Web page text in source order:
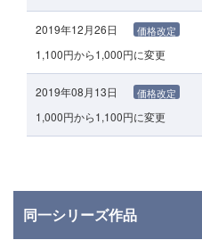
2019年12月26日 価格改定
1,100円から1,000円に変更
2019年08月13日 価格改定
1,000円から1,100円に変更
同一シリーズ作品